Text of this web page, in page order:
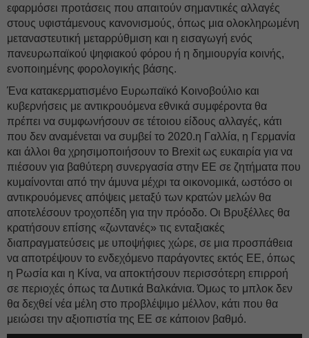
εφαρμόσει προτάσεις που απαιτούν σημαντικές αλλαγές
στους υφιστάμενους κανονισμούς, όπως μια ολοκληρωμένη
μεταναστευτική μεταρρύθμιση και η εισαγωγή ενός
πανευρωπαϊκού ψηφιακού φόρου ή η δημιουργία κοινής,
ενοποιημένης φορολογικής βάσης.
Ένα κατακερματισμένο Ευρωπαϊκό Κοινοβούλιο και
κυβερνήσεις με αντικρουόμενα εθνικά συμφέροντα θα
πρέπει να συμφωνήσουν σε τέτοιου είδους αλλαγές, κάτι
που δεν αναμένεται να συμβεί το 2020.η Γαλλία, η Γερμανία
και άλλοι θα χρησιμοποιήσουν το Brexit ως ευκαιρία για να
πιέσουν για βαθύτερη συνεργασία στην ΕΕ σε ζητήματα που
κυμαίνονται από την άμυνα μέχρι τα οικονομικά, ωστόσο οι
αντικρουόμενες απόψεις μεταξύ των κρατών μελών θα
αποτελέσουν τροχοπέδη για την πρόοδο. Οι Βρυξέλλες θα
κρατήσουν επίσης «ζωντανές» τις ενταξιακές
διαπραγματεύσεις με υποψήφιες χώρε, σε μια προσπάθεια
να αποτρέψουν το ενδεχόμενο παράγοντες εκτός ΕΕ, όπως
η Ρωσία και η Κίνα, να αποκτήσουν περισσότερη επιρροή
σε περιοχές όπως τα Δυτικά Βαλκάνια. Όμως το μπλοκ δεν
θα δεχθεί νέα μέλη στο προβλέψιμο μέλλον, κάτι που θα
μειώσει την αξιοπιστία της ΕΕ σε κάποιον βαθμό.